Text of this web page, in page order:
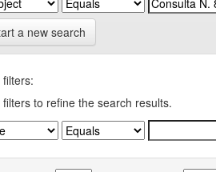
a new search
filters:
filters to refine the search results.